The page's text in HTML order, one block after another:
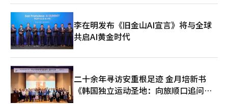
了1000万至2000万韩元的房源并不少。”他补充道：“目前，市
场上越来越多的需求者选择观察市场趋势，而不是盲目追逐买
入。” 尽管北汉山脚下的陡坡和20多年的历史，SK北汉山城市仍
然受到年轻实际需求者的青睐。由于寻找“在首尔可以贷款购买的
房子”的需求集中，该小区正成为强北外围公寓市场的新标杆。※
本报道经人工智能（AI）系统翻译与编辑。
或价格上涨，进一步加剧了租赁市场的不稳定。 由于租客们难以
筹集保证金，纷纷涌向月租市场，出现了“租赁向月租化”及月租
价格暴涨的现象，风险已达到警戒水平。尤其是京南半导体带（龙
仁器兴、水原永通、华城东炭）一带，大企业后勤员工的近距离居
住需求强劲，月租需求迅速增加。 实际上，东炭附近的办公楼和
小型公寓的保证金为3000万韩元，月租在120万至150万韩元之间
的房源占主流，且这些房源的等待名单也在不断增加。 东炭站的
一家中介公司表示：“如果租金上涨率持续超过买卖价格上涨率数
月，租客们将面临‘不如买房’的购房压力，”并指出：“租赁市
场的不稳定可能在下半年连锁反应推高买卖价格。”※ 本报道经
人工智能（AI）系统翻译与编辑。
论。关于长期公共租赁住房是否应以“自立支持”为重点，还是应
优先保障稳定的居住权，意见分歧仍在持续。 与此同时，首尔市
和SH方面表示，关于强日洞公共租赁住房的合同和再安置问题，
正在根据法律标准和供应原则进行程序。然而，随着网络舆论的加
剧，关于公共租赁制度的角色和可持续性的社会讨论预计将持续一
段时间。
李在明发布《旧金山AI宣言》将与全球
共启AI黄金时代
二十余年寻访安重根足迹 金月培新书
《韩国独立运动圣地：向旅顺口追问历